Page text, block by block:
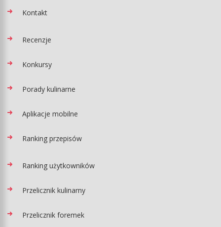
Kontakt
Recenzje
Konkursy
Porady kulinarne
Aplikacje mobilne
Ranking przepisów
Ranking użytkowników
Przelicznik kulinarny
Przelicznik foremek